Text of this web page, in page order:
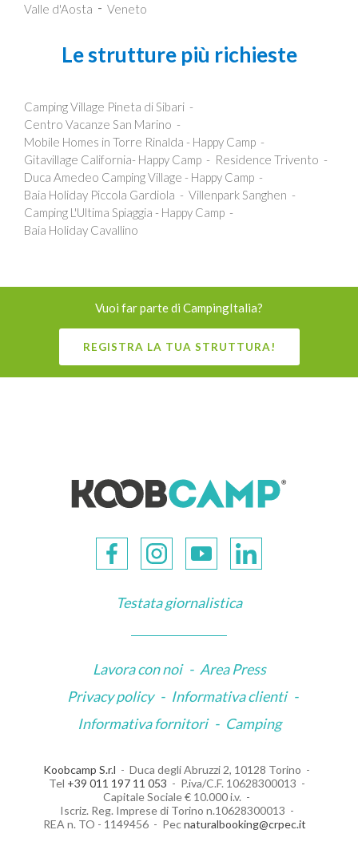
Valle d'Aosta
Veneto
Le strutture più richieste
Camping Village Pineta di Sibari
Centro Vacanze San Marino
Mobile Homes in Torre Rinalda - Happy Camp
Gitavillage California- Happy Camp
Residence Trivento
Duca Amedeo Camping Village - Happy Camp
Baia Holiday Piccola Gardiola
Villenpark Sanghen
Camping L'Ultima Spiaggia - Happy Camp
Baia Holiday Cavallino
Vuoi far parte di CampingItalia?
REGISTRA LA TUA STRUTTURA!
Testata giornalistica
Lavora con noi - Area Press
Privacy policy - Informativa clienti -
Informativa fornitori - Camping
Koobcamp S.r.l
Duca degli Abruzzi 2, 10128 Torino
Tel +39 011 197 11 053
P.iva/C.F. 10628300013
Capitale Sociale € 10.000 i.v.
Iscriz. Reg. Imprese di Torino n.10628300013
REA n. TO - 1149456
Pecnaturalbooking@crpec.it